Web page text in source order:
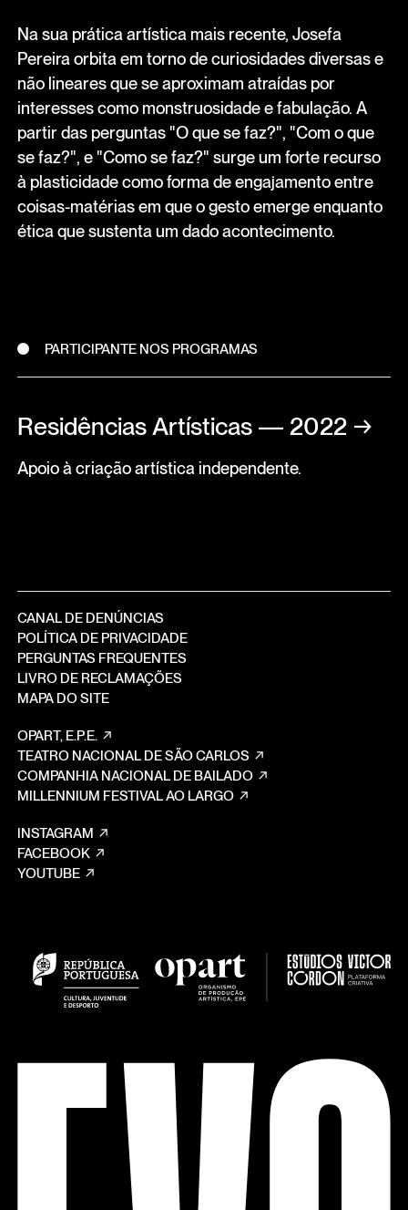
Na sua prática artística mais recente, Josefa
Pereira orbita em torno de curiosidades diversas e
não lineares que se aproximam atraídas por
interesses como monstruosidade e fabulação. A
partir das perguntas "O que se faz?", "Com o que
se faz?", e "Como se faz?" surge um forte recurso
à plasticidade como forma de engajamento entre
coisas-matérias em que o gesto emerge enquanto
ética que sustenta um dado acontecimento.
PARTICIPANTE NOS PROGRAMAS
Residências Artísticas — 2022 →
Apoio à criação artística independente.
CANAL DE DENÚNCIAS
POLÍTICA DE PRIVACIDADE
PERGUNTAS FREQUENTES
LIVRO DE RECLAMAÇÕES
MAPA DO SITE
OPART, E.P.E.
TEATRO NACIONAL DE SÃO CARLOS
COMPANHIA NACIONAL DE BAILADO
MILLENNIUM FESTIVAL AO LARGO
INSTAGRAM
FACEBOOK
YOUTUBE